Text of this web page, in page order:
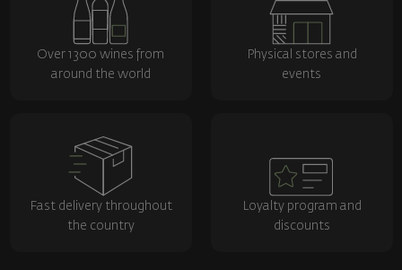
Over 1300 wines from
around the world
Physical stores and
events
Fast delivery throughout
the country
Loyalty program and
discounts